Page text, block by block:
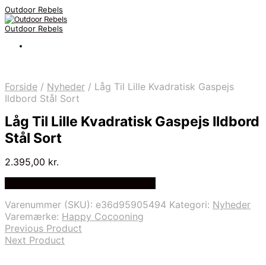
Outdoor Rebels
Outdoor Rebels
Forside / Nyheder / Låg Til Lille Kvadratisk Gaspejs
Ildbord Stål Sort
Låg Til Lille Kvadratisk Gaspejs Ildbord
Stål Sort
2.395,00 kr.
Varenummer (SKU): e36d95905494 Kategori: Nyheder
Varemærke: Happy Cocooning
Previous Product
Next Product